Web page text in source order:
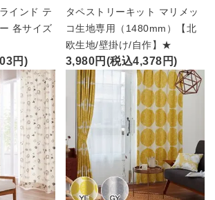
インド テ
各サイズ
円)
タペストリーキット マリメッ
コ生地専用（1480mm）【北
欧生地/壁掛け/自作】★
3,980円(税込4,378円)